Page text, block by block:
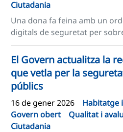
Ciutadania
Una dona fa feina amb un
digitals de seguretat per
​​El Govern actualitza la
que vetla per la
públics
16 de gener 2026
Habitatge
Govern obert
Qualitat i
Ciutadania